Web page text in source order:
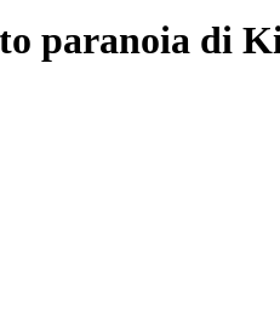
paranoia di